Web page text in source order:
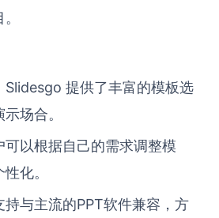
Slidesgo 提供了丰富的模板选
场合。
可以根据自己的需求调整模
化。
持与主流的PPT软件兼容，方